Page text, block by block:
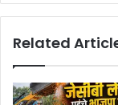
Related